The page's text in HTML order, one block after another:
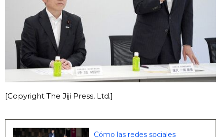
[Copyright The Jiji Press, Ltd.]
Cómo las redes sociales